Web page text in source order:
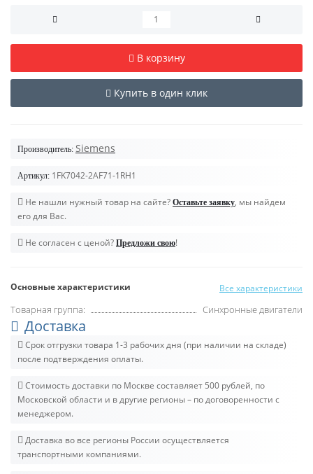
В корзину
Купить в один клик
Производитель: Siemens
Артикул: 1FK7042-2AF71-1RH1
Не нашли нужный товар на сайте? Оставьте заявку, мы найдем
его для Вас.
Не согласен с ценой? Предложи свою!
Основные характеристики Все характеристики
Товарная группа: Синхронные двигатели
Доставка
Срок отгрузки товара 1-3 рабочих дня (при наличии на складе)
после подтверждения оплаты.
Стоимость доставки по Москве составляет 500 рублей, по
Московской области и в другие регионы – по договоренности с
менеджером.
Доставка во все регионы России осуществляется
транспортными компаниями.